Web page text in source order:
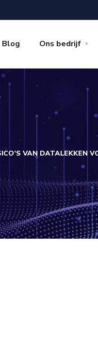
Blog Ons bedrijf
VAN DATALEKKEN